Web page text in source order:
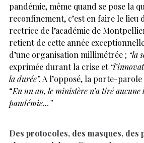
pandémie, même quand se pose la
reconfinement, c’est en faire le lieu
rectrice de l’académie de
retient de cette année
d’une organisation millimétrée ; “la
exprimée durant la crise et
la durée”. A l’opposé, la porte-
“En un an, le ministère n’a tiré aucune
pandémie…”
Des protocoles, des masques, des